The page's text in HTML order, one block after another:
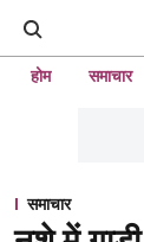
होम समाचार
समाचार